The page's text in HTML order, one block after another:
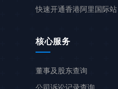
快速开通香港阿里国际站
核心服务
董事及股东查询